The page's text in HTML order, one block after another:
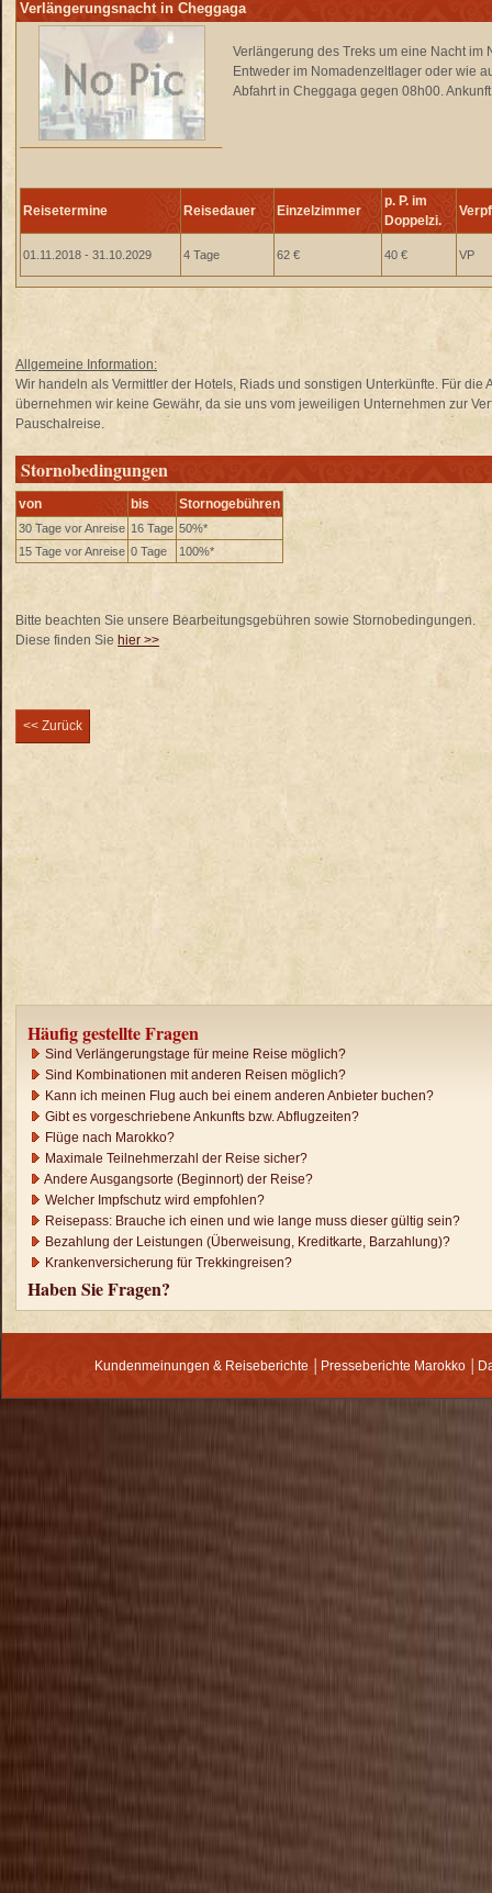
Verlängerungsnacht in Cheggaga
Verlängerung des Treks um eine Nacht im
Entweder im Nomadenzeltlager oder wie
Abfahrt in Cheggaga gegen 08h00.
Reisetermine Reisedauer Einzelzimmer
p. P. im
Doppelzi.
01.11.2018 - 31.10.2029 4 Tage 62 € 40 € VP
Allgemeine Information:
Wir handeln als Vermittler der Hotels, Riads und sonstigen Unterkünfte. Für
übernehmen wir keine Gewähr, da sie uns vom jeweiligen Unternehmen zur
Pauschalreise.
Stornobedingungen
von bis Stornogebühren
30 Tage vor Anreise 16 Tage 50%*
15 Tage vor Anreise 0 Tage 100%*
Bitte beachten Sie unsere Bearbeitungsgebühren sowie Stornobedingungen.
Diese finden Sie hier >>
<< Zurück
Häufig gestellte Fragen
Sind Verlängerungstage für meine Reise möglich?
Sind Kombinationen mit anderen Reisen möglich?
Kann ich meinen Flug auch bei einem anderen Anbieter buchen?
Gibt es vorgeschriebene Ankunfts bzw. Abflugzeiten?
Flüge nach Marokko?
Maximale Teilnehmerzahl der Reise sicher?
Andere Ausgangsorte (Beginnort) der Reise?
Welcher Impfschutz wird empfohlen?
Reisepass: Brauche ich einen und wie lange muss dieser gültig sein?
Bezahlung der Leistungen (Überweisung, Kreditkarte, Barzahlung)?
Krankenversicherung für Trekkingreisen?
Haben Sie Fragen?
Kundenmeinungen & Reiseberichte Presseberichte Marokko